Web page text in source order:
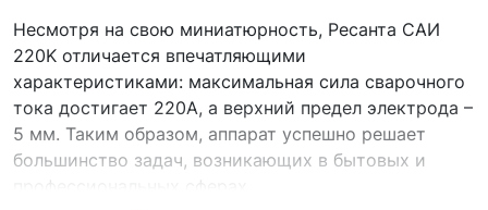
Несмотря на свою миниатюрность, Ресанта САИ
220K отличается впечатляющими
характеристиками: максимальная сила сварочного
тока достигает 220А, а верхний предел электрода –
5 мм. Таким образом, аппарат успешно решает
большинство задач, возникающих в бытовых и
профессиональных сферах.